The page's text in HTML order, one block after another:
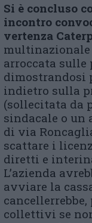
Si è concluso
incontro
vertenza
arroccata sulle
dimostrandosi
indietro sulla
(sollecitata da
sindacale o un
di via
scattare i
diretti e
L’azienda
avviare la
collettivi se